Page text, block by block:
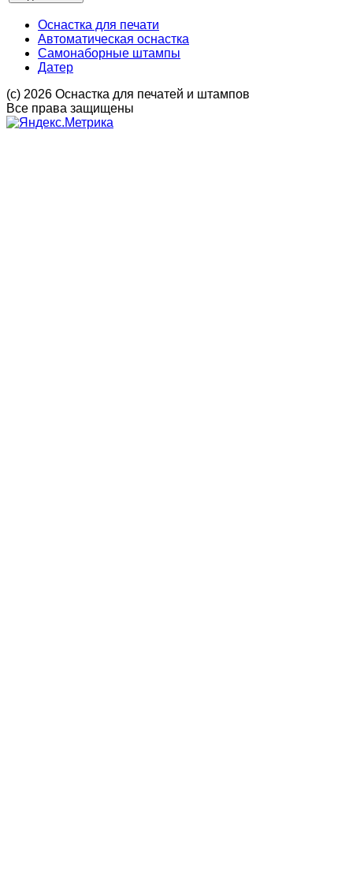
Оснастка для печати
Автоматическая оснастка
Самонаборные штампы
Датер
(с) 2026 Оснастка для печатей и штампов
Все права защищены